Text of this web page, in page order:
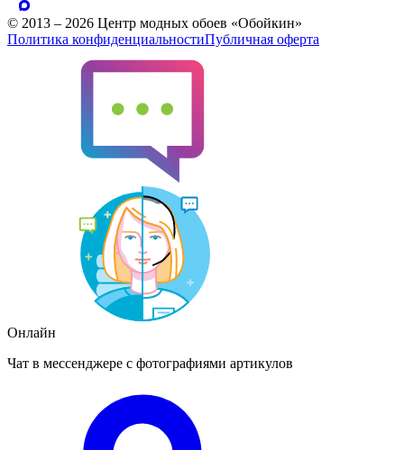
© 2013 – 2026 Центр модных обоев «Обойкин»
Политика конфиденциальностиПубличная оферта
Онлайн
Чат в мессенджере с фотографиями артикулов